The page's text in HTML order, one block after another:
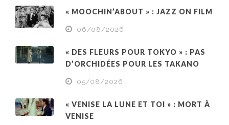
« MOOCHIN’ABOUT » : JAZZ ON FILM
06/08/2026
« DES FLEURS POUR TOKYO » : PAS
D’ORCHIDÉES POUR LES TAKANO
05/08/2026
« VENISE LA LUNE ET TOI » : MORT À
VENISE